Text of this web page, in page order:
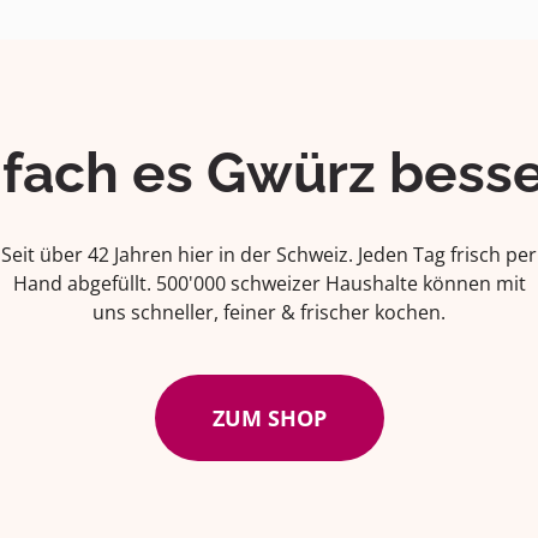
es Gwürz
Seit über 42 Jahren hier in der Schweiz. Jeden Tag frisch per
Hand abgefüllt. 500'000 schweizer Haushalte können mit
uns schneller, feiner & frischer kochen.
ZUM SHOP